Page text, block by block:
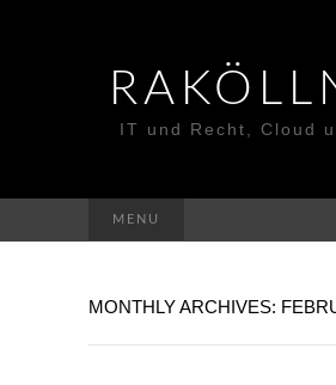
IT und Recht, Cloud
MENU
MONTHLY ARCHIVES: